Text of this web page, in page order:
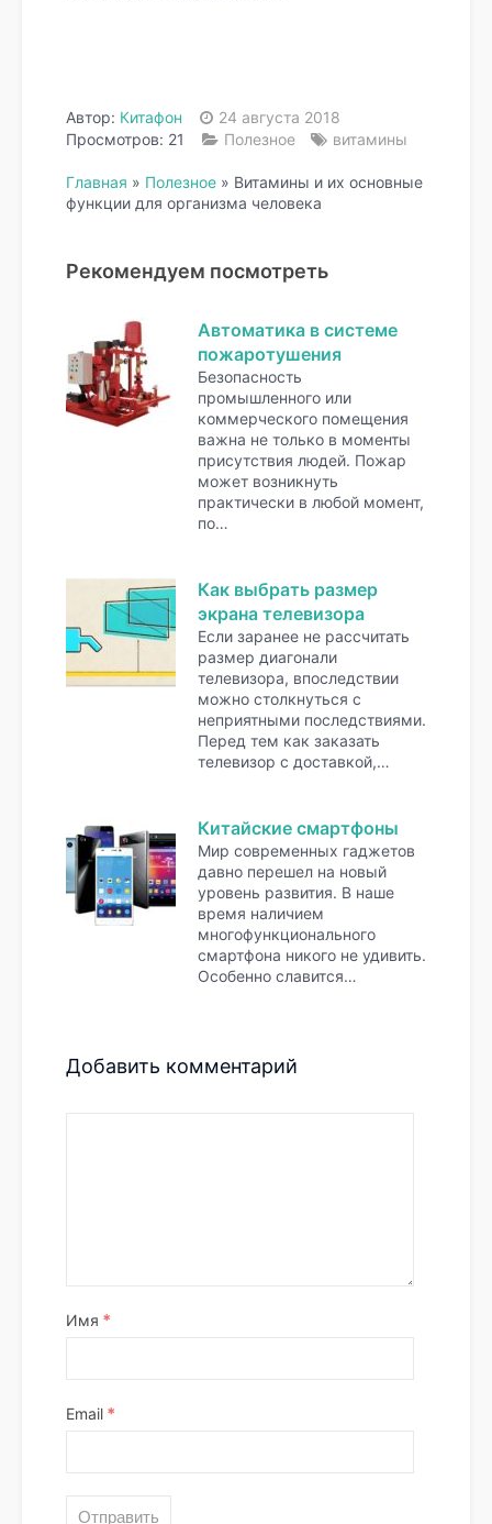
Автор: Китафон
24 августа 2018
Просмотров: 21
Полезное витамины
Главная » Полезное » Витамины и их основные
функции для организма человека
Рекомендуем посмотреть
Автоматика в системе
пожаротушения
Безопасность
промышленного или
коммерческого помещения
важна не только в моменты
присутствия людей. Пожар
может возникнуть
практически в любой момент,
по…
Как выбрать размер
экрана телевизора
Если заранее не рассчитать
размер диагонали
телевизора, впоследствии
можно столкнуться с
неприятными последствиями.
Перед тем как заказать
телевизор с доставкой,…
Китайские смартфоны
Мир современных гаджетов
давно перешел на новый
уровень развития. В наше
время наличием
многофункционального
смартфона никого не удивить.
Особенно славится…
Добавить комментарий
Имя *
Email *